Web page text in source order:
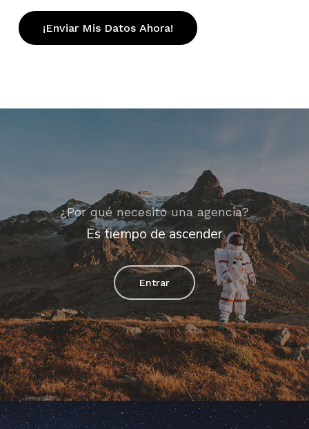
¿Por qué necesito una agencia?
Es tiempo de ascender
Entrar